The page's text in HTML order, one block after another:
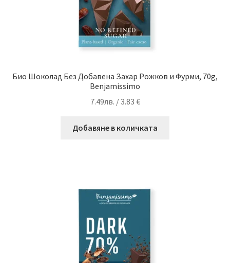
Био Шоколад Без Добавена Захар Рожков и Фурми, 70g,
Benjamissimo
7.49лв. / 3.83 €
Добавяне в количката